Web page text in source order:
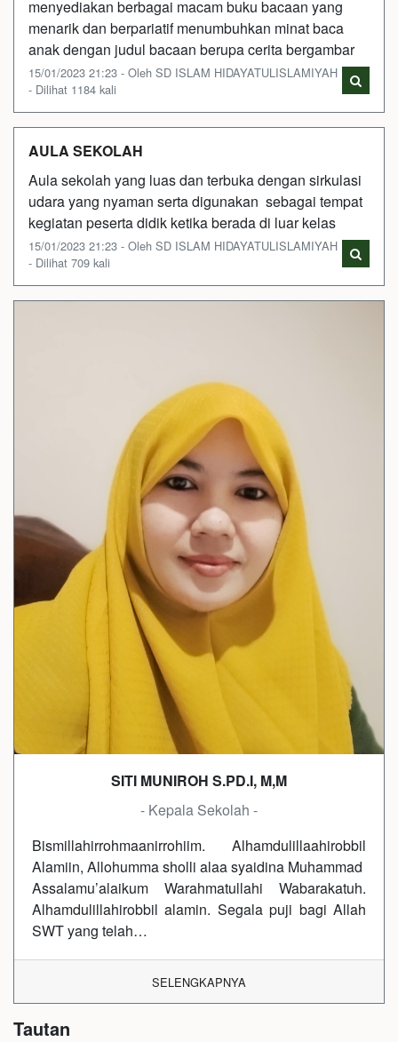
menyediakan berbagai macam buku bacaan yang
menarik dan berpariatif menumbuhkan minat baca
anak dengan judul bacaan berupa cerita bergambar
15/01/2023 21:23 - Oleh SD ISLAM HIDAYATULISLAMIYAH
- Dilihat 1184 kali
AULA SEKOLAH
Aula sekolah yang luas dan terbuka dengan sirkulasi
udara yang nyaman serta digunakan sebagai tempat
kegiatan peserta didik ketika berada di luar kelas
15/01/2023 21:23 - Oleh SD ISLAM HIDAYATULISLAMIYAH
- Dilihat 709 kali
SITI MUNIROH S.PD.I, M,M
- Kepala Sekolah -
Bismillahirrohmaanirrohiim. Alhamdulillaahirobbil
Alamiin, Allohumma sholli alaa syaidina Muhammad
Assalamu’alaikum Warahmatullahi Wabarakatuh.
Alhamdulillahirobbil alamin. Segala puji bagi Allah
SWT yang telah…
SELENGKAPNYA
Tautan